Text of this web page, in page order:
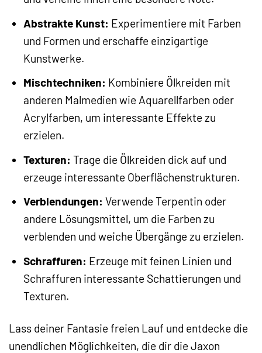
Abstrakte Kunst: Experimentiere mit Farben
und Formen und erschaffe einzigartige
Kunstwerke.
Mischtechniken: Kombiniere Ölkreiden mit
anderen Malmedien wie Aquarellfarben oder
Acrylfarben, um interessante Effekte zu
erzielen.
Texturen: Trage die Ölkreiden dick auf und
erzeuge interessante Oberflächenstrukturen.
Verblendungen: Verwende Terpentin oder
andere Lösungsmittel, um die Farben zu
verblenden und weiche Übergänge zu erzielen.
Schraffuren: Erzeuge mit feinen Linien und
Schraffuren interessante Schattierungen und
Texturen.
Lass deiner Fantasie freien Lauf und entdecke die
unendlichen Möglichkeiten, die dir die Jaxon